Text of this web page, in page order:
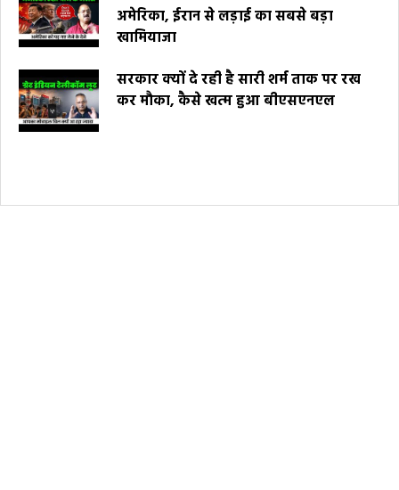
अमेरिका, ईरान से लड़ाई का सबसे बड़ा
खामियाजा
सरकार क्यों दे रही है सारी शर्म ताक पर रख
कर मौका, कैसे खत्म हुआ बीएसएनएल